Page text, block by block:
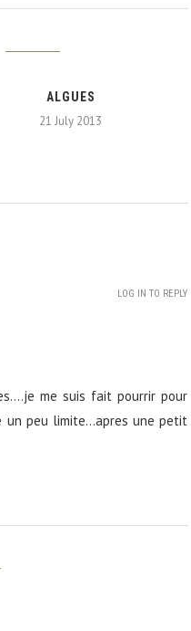
ALGUES
21 July 2013
me suis fait pourrir pour
un peu limite…apres une petit
LOG IN TO REPLY